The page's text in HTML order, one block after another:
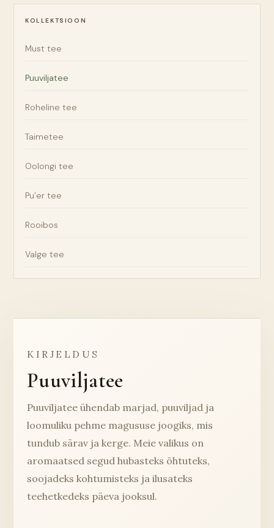
KOLLEKTSIOON
Must tee
Puuviljatee
Roheline tee
Taimetee
Oolongi tee
Pu’er tee
Rooibos
Valge tee
KIRJELDUS
Puuviljatee
Puuviljatee ühendab marjad, puuviljad ja
loomuliku pehme magususe joogiks, mis
tundub särav ja kerge. Meie valikus on
aromaatsed segud hubasteks õhtuteks,
soojadeks kohtumisteks ja ilusateks
teehetkedeks päeva jooksul.